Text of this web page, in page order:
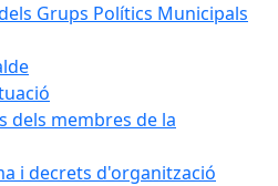
Grups Polítics Municipals
dels membres de la
i decrets d'organització